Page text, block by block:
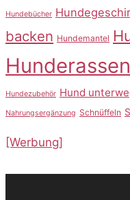
Hundebücher
backen Hundemantel
Hunderassen
Hundezubehör Hund
Nahrungsergänzung Schnüffeln
[Werbung]